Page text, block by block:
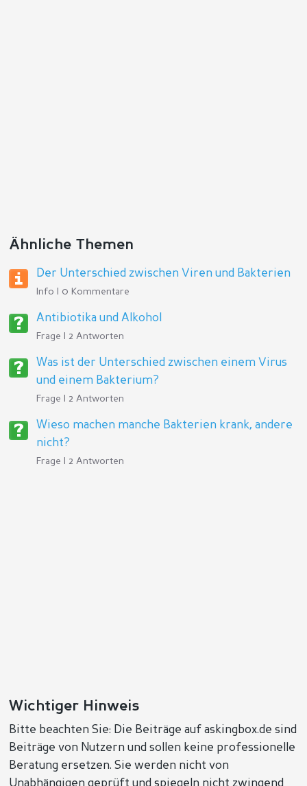
Ähnliche Themen
Der Unterschied zwischen Viren und Bakterien
Info | 0 Kommentare
Antibiotika und Alkohol
Frage | 2 Antworten
Was ist der Unterschied zwischen einem Virus
und einem Bakterium?
Frage | 2 Antworten
Wieso machen manche Bakterien krank, andere
nicht?
Frage | 2 Antworten
Wichtiger Hinweis
Bitte beachten Sie: Die Beiträge auf askingbox.de sind
Beiträge von Nutzern und sollen keine professionelle
Beratung ersetzen. Sie werden nicht von
Unabhängigen geprüft und spiegeln nicht zwingend